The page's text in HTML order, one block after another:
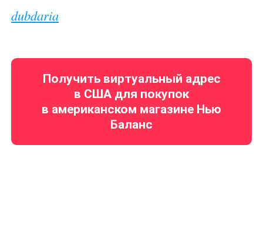
dubdaria
Получить виртуальный адрес
в США для покупок
в американском магазине Нью
Баланс